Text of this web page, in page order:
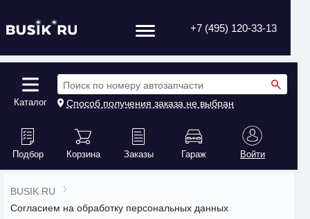
+7 (495) 120-33-13
Каталог
Поиск по номеру автозапчасти
Способ получения заказа не выбран
Подбор Корзина Заказы Гараж Войти
BUSIK.RU
Согласием на обработку персональных данных